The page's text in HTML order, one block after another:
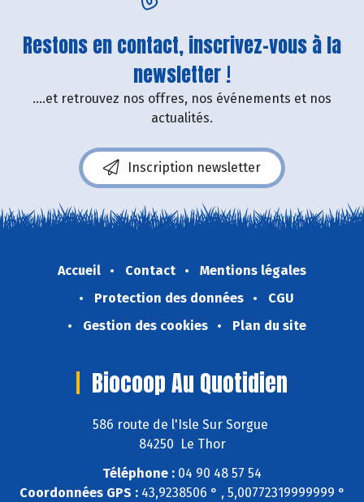
Restons en contact, inscrivez-vous à la
newsletter !
....et retrouvez nos offres, nos événements et nos
actualités.
Inscription newsletter
Accueil Contact
Mentions légales
Protection des données
CGU
Gestion des cookies
Plan du site
Biocoop Au Quotidien
586 route de l'Isle Sur Sorgue
84250 Le Thor
Téléphone : 04 90 48 57 54
Coordonnées GPS :43,9238506 ° , 5,00772319999999 °